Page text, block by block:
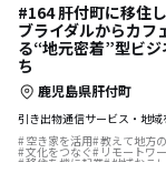
#164 肝付町に移住し
ブライダルからカフ
る“地元密着”型ビジ
ち
鹿児島県肝付町
引き出物通信サービス・地域
空き家を活用 教えて地方
文化をつなぐ リモートワ
移住を機に起業 地域おこ